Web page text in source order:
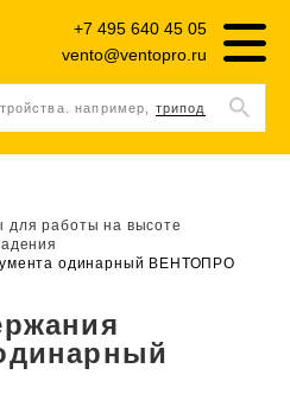
например, трипод
vento@ventopro.ru
+7 495 640 45 05
для работы на высоте
одинарный ВЕНТОПРО